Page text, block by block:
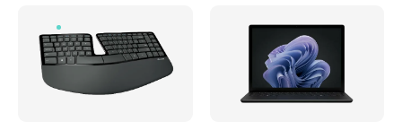
Ремонт микросхемы питания